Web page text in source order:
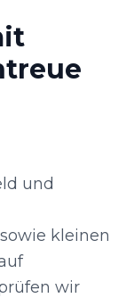
und
kleinen
wir